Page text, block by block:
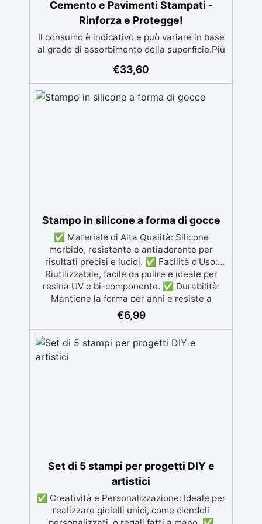
Cemento e Pavimenti Stampati -
Rinforza e Protegge!
Il consumo è indicativo e può variare in base
al grado di assorbimento della superficie.Più
quantità di prodotto necessaria.Per un
risultato ottimale, consigliamo di acquistare
una quantità sufficiente per l’applicazione di
asciugatura in meno di 12 ore per una
protezione rapida e duratura ✅ Ideale per
garage, cortili, magazzini e piazzali,
resistente a temperature estreme e agenti
chimici
€33,60
Stampo in silicone a forma di gocce
✅ Materiale di Alta Qualità: Silicone
morbido, resistente e antiaderente per
risultati precisi e lucidi. ✅ Facilità d'Uso:
Riutilizzabile, facile da pulire e ideale per
resina UV e bi-componente. ✅ Durabilità:
Mantiene la forma per anni e resiste a
temperature da -40°C a +210°C. ✅
Dimensioni: Ogni goccia misura 28 x 20 mm,
perfetta per creare gioielli e decorazioni. ✅
Sicurezza e Qualità: Morbido, non tossico e
insapore, adatto a progetti creativi di lunga
€6,99
Set di 5 stampi per progetti DIY e
artistici
✅ Creatività e Personalizzazione: Ideale per
realizzare gioielli unici, come ciondoli